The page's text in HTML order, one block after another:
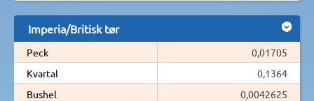
Imperia/Britisk tør
Peck
0,01705
Kvartal
0,1364
Bushel
0,0042625